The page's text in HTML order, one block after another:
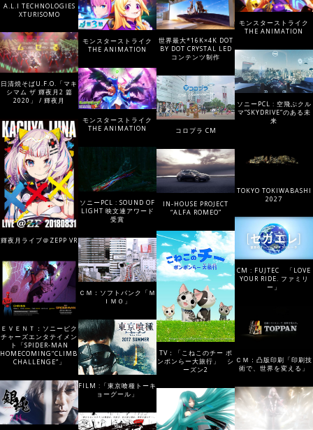
A.L.I TECHNOLOGIES
XTURISOMO
モンスターストライク
THE ANIMATION
世界最大*16K×4K DOT
BY DOT CRYSTAL LED
コンテンツ制作
モンスターストライク
THE ANIMATION
日清焼そばU.F.O.「マキ
シマム ザ 輝夜月2 篇
2020」 / 輝夜月
ソニーPCL : 空飛ぶクル
マ”SKYDRIVE”のある未
来
モンスターストライク
THE ANIMATION
コロプラ CM
輝夜月ライブ＠ZEPP VR
TOKYO TOKIWABASHI
2027
ソニーPCL : SOUND OF
LIGHT 映文連アワード
受賞
IN-HOUSE PROJECT
“ALFA ROMEO”
CM : FUJTEC 「LOVE
YOUR RIDE. ファミリ
ー」
TV：「こねこのチー ポ
ンポンらー大旅行」 シ
ーズン2
ＣＭ：ソフトバンク「Ｍ
ＩＭＯ」
ＥＶＥＮＴ：ソニーピク
チャーズエンタテイメン
ト「SPIDER-MAN
HOMECOMING“CLIMBING
CHALLENGE”」
ＣＭ：凸版印刷「印刷技
術で、世界を変える」
FILM :「東京喰種トーキ
ョーグール」